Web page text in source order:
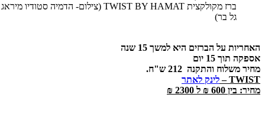
ברז מקולקצית TWIST BY HAMAT (צילום- הדמיה סטודיו מיראג עיצוב
על הברזים היא למשך 15 שנה
15 יום
והתקנה 212 ש"ח.
–לינק לאתר
2300 ₪